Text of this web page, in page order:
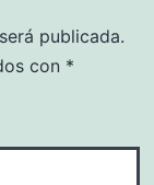
publicada.
con *